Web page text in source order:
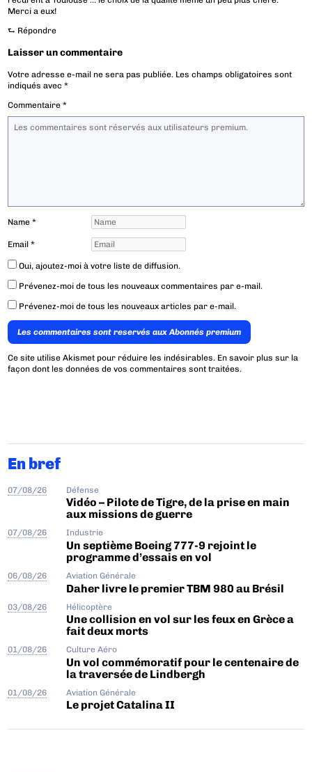
Merci a eux!
⮑ Répondre
Laisser un commentaire
Votre adresse e-mail ne sera pas publiée. Les champs obligatoires sont
indiqués avec*
Commentaire*
Name*
Email*
Oui, ajoutez-moi à votre liste de diffusion.
Prévenez-moi de tous les nouveaux commentaires par e-mail.
Prévenez-moi de tous les nouveaux articles par e-mail.
Les commentaires sont reservés aux Abonnés premium
Ce site utilise Akismet pour réduire les indésirables. En savoir plus sur la
façon dont les données de vos commentaires sont traitées.
En bref
07/08/26 Défense
Vidéo – Pilote de Tigre, de la prise en main
aux missions de guerre
07/08/26 Industrie
Un septième Boeing 777-9 rejoint le
programme d’essais en vol
06/08/26 Aviation Générale
Daher livre le premier TBM 980 au Brésil
03/08/26 Hélicoptère
Une collision en vol sur les feux en Grèce a
fait deux morts
01/08/26 Culture Aéro
Un vol commémoratif pour le centenaire de
la traversée de Lindbergh
01/08/26 Aviation Générale
Le projet Catalina II